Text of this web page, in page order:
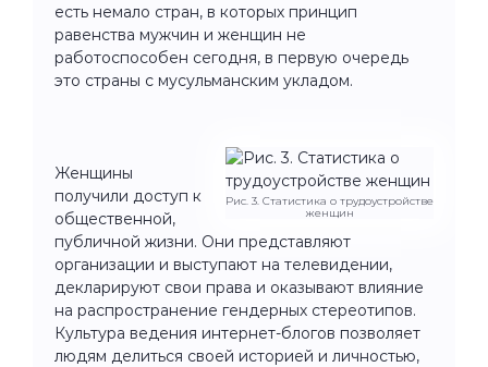
есть немало стран, в которых принцип
равенства мужчин и женщин не
работоспособен сегодня, в первую очередь
это страны с мусульманским укладом.
Рис. 3. Статистика о трудоустройстве
женщин
Женщины
получили доступ к
общественной,
публичной жизни. Они представляют
организации и выступают на телевидении,
декларируют свои права и оказывают влияние
на распространение гендерных стереотипов.
Культура ведения интернет-блогов позволяет
людям делиться своей историей и личностью,